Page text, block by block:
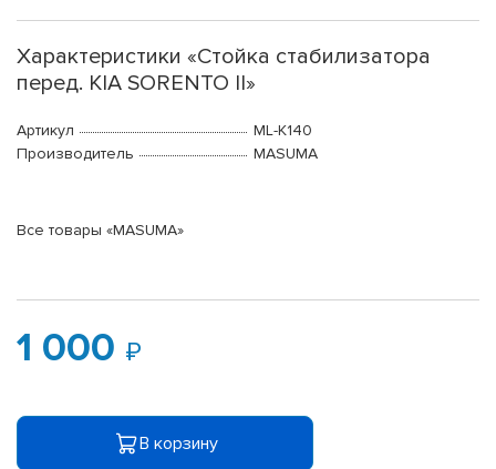
Характеристики «Стойка стабилизатора
перед. KIA SORENTO II»
Артикул
ML-K140
Производитель
MASUMA
Все товары «MASUMA»
1 000
В корзину